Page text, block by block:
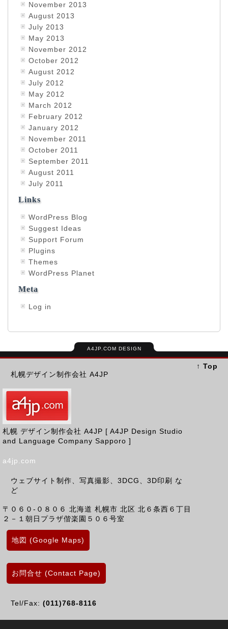
November 2013
August 2013
July 2013
May 2013
November 2012
October 2012
August 2012
July 2012
May 2012
March 2012
February 2012
January 2012
November 2011
October 2011
September 2011
August 2011
July 2011
Links
WordPress Blog
Suggest Ideas
Support Forum
Plugins
Themes
WordPress Planet
Meta
Log in
A4JP.COM DESIGN
札幌デザイン制作会社 A4JP
札幌 デザイン制作会社 A4JP [ A4JP Design Studio
and Language Company Sapporo ]
a4jp.com
ウェブサイト制作、写真撮影、3DCG、3D印刷 な
ど
〒０６０-０８０６ 北海道 札幌市 北区 北６条西６丁目
２－１朝日プラザ偕楽園５０６号室
地図 (Google Maps)
お問合せ (Contact Page)
Tel/Fax: (011)768-8116
↑ Top